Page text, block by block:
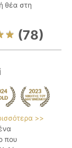
θέα στη
(78)
>>
που